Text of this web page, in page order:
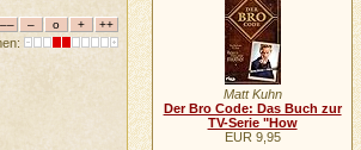
Matt Kuhn
Der Bro Code: Das Buch zur
TV-Serie "How
EUR 9,95